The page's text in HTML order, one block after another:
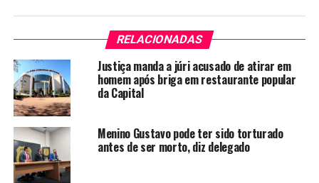
RELACIONADAS
Justiça manda a júri acusado de atirar em
homem após briga em restaurante popular
da Capital
Menino Gustavo pode ter sido torturado
antes de ser morto, diz delegado